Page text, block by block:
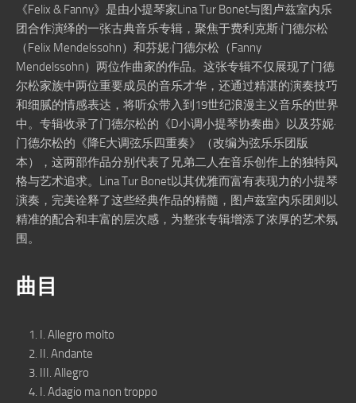
《Felix & Fanny》是由小提琴家Lina Tur Bonet与图卢兹室内乐
团合作演绎的一张古典音乐专辑，聚焦于费利克斯·门德尔松
（Felix Mendelssohn）和芬妮·门德尔松（Fanny
Mendelssohn）两位作曲家的作品。这张专辑不仅展现了门德
尔松家族中两位重要成员的音乐才华，还通过精湛的演奏技巧
和细腻的情感表达，将听众带入到19世纪浪漫主义音乐的世界
中。专辑收录了门德尔松的《D小调小提琴协奏曲》以及芬妮·
门德尔松的《降E大调弦乐四重奏》（改编为弦乐乐团版
本），这两部作品分别代表了兄弟二人在音乐创作上的独特风
格与艺术追求。Lina Tur Bonet以其优雅而富有表现力的小提琴
演奏，完美诠释了这些经典作品的精髓，图卢兹室内乐团则以
精准的配合和丰富的层次感，为整张专辑增添了浓厚的艺术氛
围。
曲目
I. Allegro molto
II. Andante
III. Allegro
I. Adagio ma non troppo